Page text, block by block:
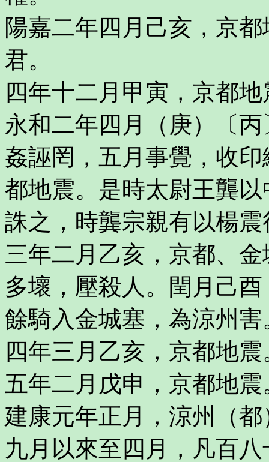
陽嘉二年四月己亥，京
君。
四年十二月甲寅，京都地
永和二年四月（庚）〔
姦誣罔，五月事覺，收
都地震。是時太尉王龔
誅之，時龔宗親有以楊
三年二月乙亥，京都、
多壞，壓殺人。閏月己
餘騎入金城塞，為涼州害
四年三月乙亥，京都地震
五年二月戊申，京都地震
建康元年正月，涼州（
九月以來至四月，凡百